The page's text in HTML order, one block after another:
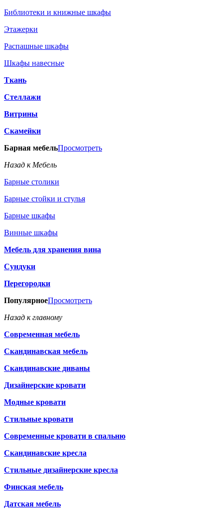
Библиотеки и книжные шкафы
Этажерки
Распашные шкафы
Шкафы навесные
Ткань
Стеллажи
Витрины
Скамейки
Барная мебельПросмотреть
Назад к Мебель
Барные столики
Барные стойки и стулья
Барные шкафы
Винные шкафы
Мебель для хранения вина
Сундуки
Перегородки
ПопулярноеПросмотреть
Назад к главному
Современная мебель
Скандинавская мебель
Скандинавские диваны
Дизайнерские кровати
Модные кровати
Стильные кровати
Современные кровати в спальню
Скандинавские кресла
Стильные дизайнерские кресла
Финская мебель
Датская мебель